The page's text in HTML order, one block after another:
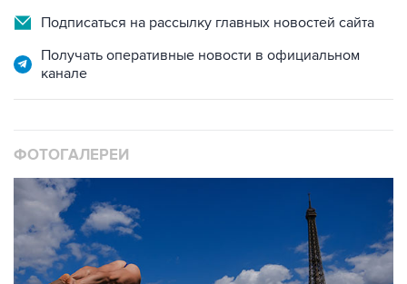
Подписаться на рассылку главных новостей сайта
Получать оперативные новости в официальном
канале
ФОТОГАЛЕРЕИ